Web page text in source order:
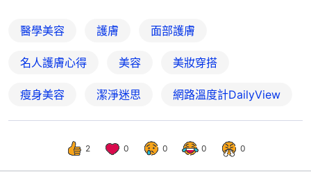
醫學美容 護膚 面部護膚
名人護膚心得 美容 美妝穿搭
瘦身美容 潔淨迷思 網路溫度計DailyView
2 0 0 0 0